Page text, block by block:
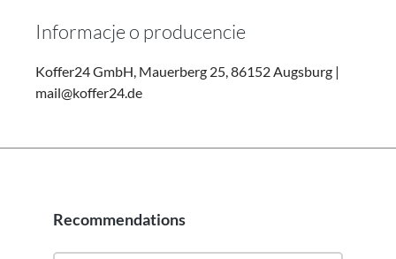
Informacje o producencie
Koffer24 GmbH, Mauerberg 25, 86152 Augsburg |
mail@koffer24.de
Pomiń galerię produktów
Recommendations